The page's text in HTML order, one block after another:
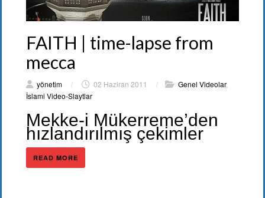
FAITH | time-lapse from
mecca
yönetim / 02 Haziran 2011 / Genel Videolar,
İslami Video-Slaytlar
Mekke-i Mükerreme’den
hızlandırılmış çekimler
READ MORE